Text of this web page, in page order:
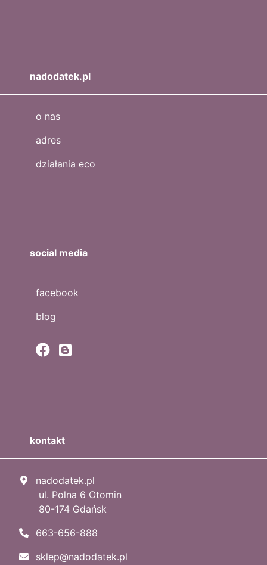
nadodatek.pl
o nas
adres
działania eco
social media
facebook
blog
kontakt
nadodatek.pl
ul. Polna 6 Otomin
80-174 Gdańsk
663-656-888
sklep@nadodatek.pl